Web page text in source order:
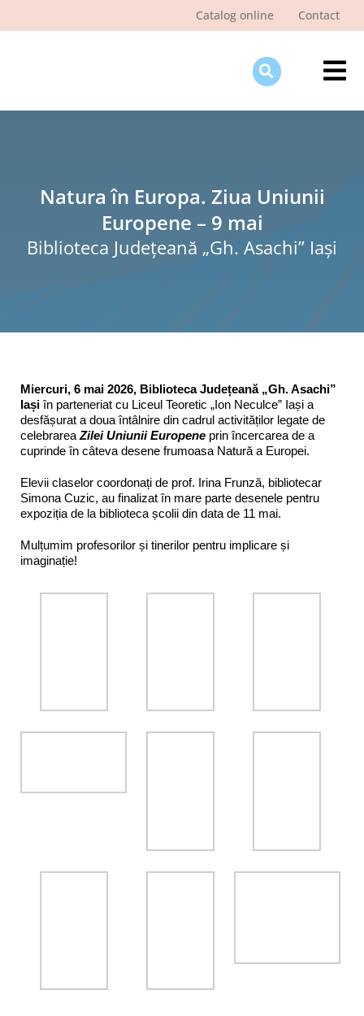
Catalog online Contact
Natura în Europa. Ziua Uniunii
Europene – 9 mai
Biblioteca Judeţeană „Gh. Asachi” Iaşi
Miercuri, 6 mai 2026, Biblioteca Județeană „Gh. Asachi”
Iași în parteneriat cu Liceul Teoretic „Ion Neculce” Iași a
desfășurat a doua întâlnire din cadrul activităților legate de
celebrarea Zilei Uniunii Europene prin încercarea de a
cuprinde în câteva desene frumoasa Natură a Europei.
Elevii claselor coordonați de prof. Irina Frunză, bibliotecar
Simona Cuzic, au finalizat în mare parte desenele pentru
expoziția de la biblioteca școlii din data de 11 mai.
Mulțumim profesorilor și tinerilor pentru implicare și
imaginație!